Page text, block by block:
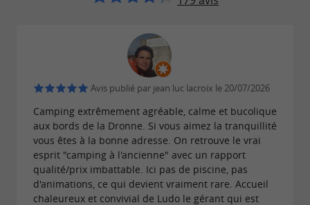
est organisé tous les deuxieme
dimanche du mois, de Mai à Septembre.
Le bar du camping propose des boissons
locales, du café ainsi que des alcools régionaux
tel que Crémant de Bordeaux.
La Dronne : l'une des plus belles rivières
Avis publié par jean luc lacroix le 20/07/2026
Camping extrêmement agréable, calme et bucolique
aux bords de la Dronne. Si vous aimez la tranquillité
vous êtes à la bonne adresse. On retrouve le vrai
esprit "camping à l'ancienne" avec un rapport
qualité/prix imbattable. Ici pas de piscine, pas
d'animations, ce qui devient vraiment rare. Accueil
chaleureux et convivial de Ludo le gérant qui est